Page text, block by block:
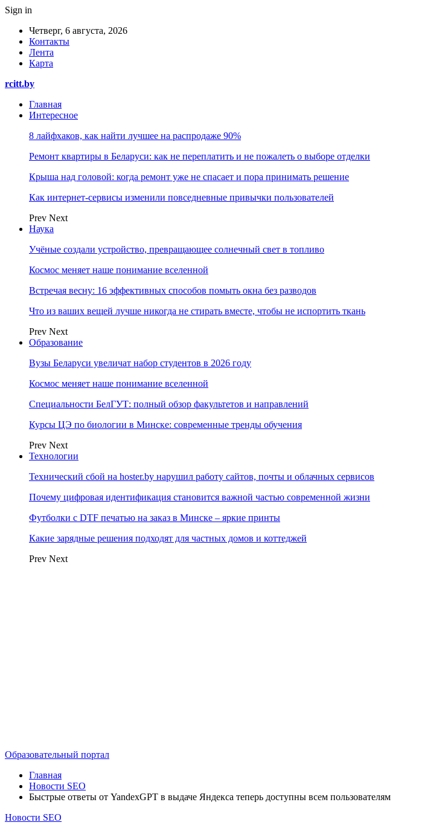
Sign in
Четверг, 6 августа, 2026
Контакты
Лента
Карта
rcitt.by
Главная
Интересное
8 лайфхаков, как найти лучшее на распродаже 90%
Ремонт квартиры в Беларуси: как не переплатить и не пожалеть о выборе отделки
Крыша над головой: когда ремонт уже не спасает и пора принимать решение
Как интернет-сервисы изменили повседневные привычки пользователей
Prev Next
Наука
Учёные создали устройство, превращающее солнечный свет в топливо
Космос меняет наше понимание вселенной
Встречая весну: 16 эффективных способов помыть окна без разводов
Что из ваших вещей лучше никогда не стирать вместе, чтобы не испортить ткань
Prev Next
Образование
Вузы Беларуси увеличат набор студентов в 2026 году
Космос меняет наше понимание вселенной
Специальности БелГУТ: полный обзор факультетов и направлений
Курсы ЦЭ по биологии в Минске: современные тренды обучения
Prev Next
Технологии
Технический сбой на hoster.by нарушил работу сайтов, почты и облачных сервисов
Почему цифровая идентификация становится важной частью современной жизни
Футболки с DTF печатью на заказ в Минске – яркие принты
Какие зарядные решения подходят для частных домов и коттеджей
Prev Next
Образовательный портал
Главная
Новости SEO
Быстрые ответы от YandexGPT в выдаче Яндекса теперь доступны всем пользователям
Новости SEO